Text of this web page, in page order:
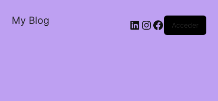
My Blog LinkedIn
Instagram
Facebook
Acceder